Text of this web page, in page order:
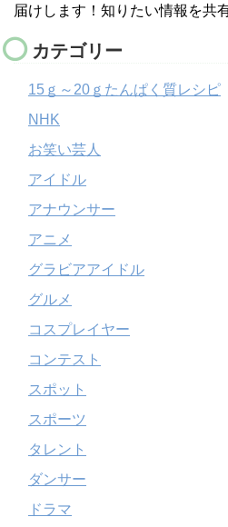
届けします！知りたい情報を共
カテゴリー
15ｇ～20ｇたんぱく質レシピ
NHK
お笑い芸人
アイドル
アナウンサー
アニメ
グラビアアイドル
グルメ
コスプレイヤー
コンテスト
スポット
スポーツ
タレント
ダンサー
ドラマ